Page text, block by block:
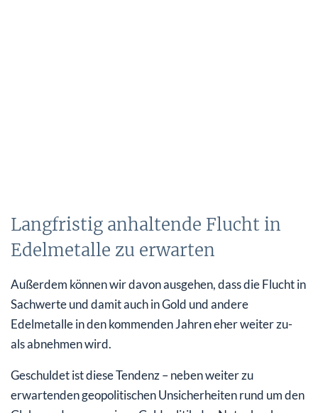
Langfristig anhaltende Flucht in
Edelmetalle zu erwarten
Außerdem können wir davon ausgehen, dass die Flucht in
Sachwerte und damit auch in Gold und andere
Edelmetalle in den kommenden Jahren eher weiter zu-
als abnehmen wird.
Geschuldet ist diese Tendenz – neben weiter zu
erwartenden geopolitischen Unsicherheiten rund um den